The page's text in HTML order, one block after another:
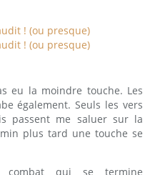
eu la moindre touche. Les
également. Seuls les vers
passent me saluer sur la
plus tard une touche se
qui se termine